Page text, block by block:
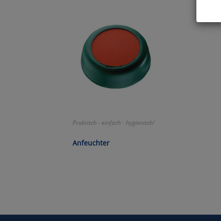
Praktisch - einfach - hygienisch!
Anfeuchter